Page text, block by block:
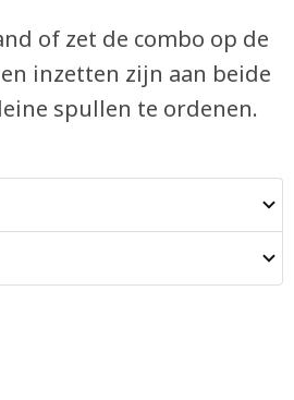
of zet de combo op de
inzetten zijn aan beide
spullen te ordenen.